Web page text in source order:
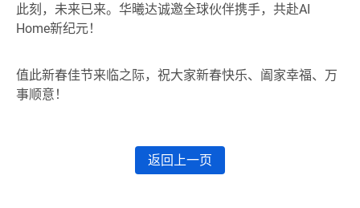
此刻，未来已来。华曦达诚邀全球伙伴携手，共赴AI
Home新纪元！
值此新春佳节来临之际，祝大家新春快乐、阖家幸福、万
事顺意！
返回上一页